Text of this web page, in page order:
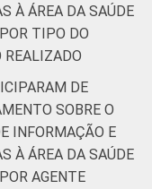
ou
9
8 92
À ÁREA DA SAÚDE
TIPO DO
REALIZADO
DE
SOBRE O
INFORMAÇÃO E
À ÁREA DA SAÚDE
AGENTE